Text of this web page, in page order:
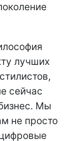
лучших
сейчас
Мы
не просто